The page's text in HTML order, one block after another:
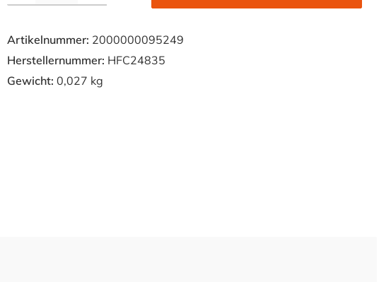
Artikelnummer: 2000000095249
Herstellernummer: HFC24835
Gewicht: 0,027 kg